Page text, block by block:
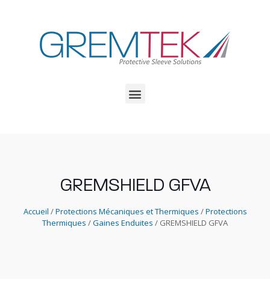
GREMSHIELD GFVA
Accueil /Protections Mécaniques et Thermiques /Protections
Thermiques /Gaines Enduites / GREMSHIELD GFVA